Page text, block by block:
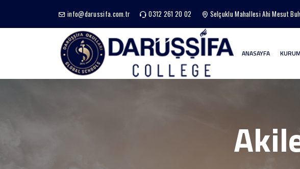
info@darussifa.com.tr 0312 261 20 02 Selçuklu Mahallesi Ahi Mesut
ANASAYFA